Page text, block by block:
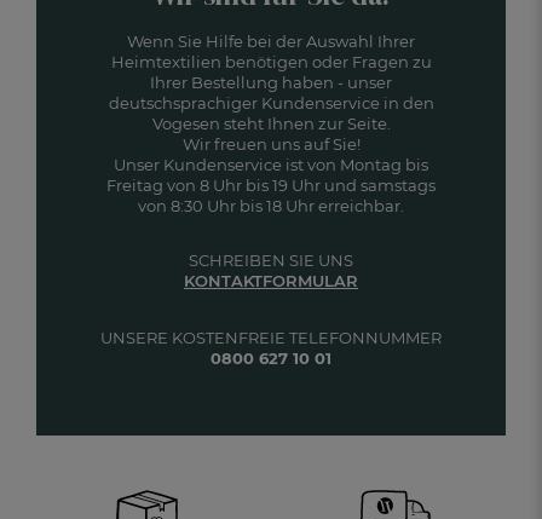
Wenn Sie Hilfe bei der Auswahl Ihrer
Heimtextilien benötigen oder Fragen zu
Ihrer Bestellung haben - unser
deutschsprachiger Kundenservice in den
Vogesen steht Ihnen zur Seite.
Wir freuen uns auf Sie!
Unser Kundenservice ist von Montag bis
Freitag von 8 Uhr bis 19 Uhr und samstags
von 8:30 Uhr bis 18 Uhr erreichbar.
UNSERE KOSTENFREIE TELEFONNUMMER
0800 627 10 01
SCHREIBEN SIE UNS
KONTAKTFORMULAR